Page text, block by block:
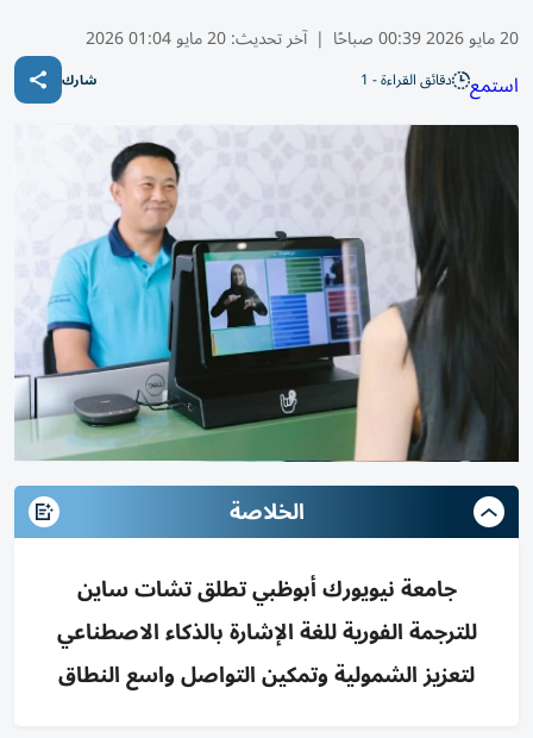
20 مايو 2026 00:39 صباحًا | آخر تحديث:20 مايو 01:04 2026
استمع دقائق القراءة - 1 شارك
الخلاصة
جامعة نيويورك أبوظبي تطلق تشات ساين
للترجمة الفورية للغة الإشارة بالذكاء الاصطناعي
لتعزيز الشمولية وتمكين التواصل واسع النطاق